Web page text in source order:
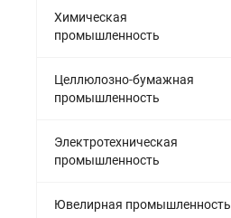
Химическая
промышленность
Целлюлозно-бумажная
промышленность
Электротехническая
промышленность
Ювелирная промышленность